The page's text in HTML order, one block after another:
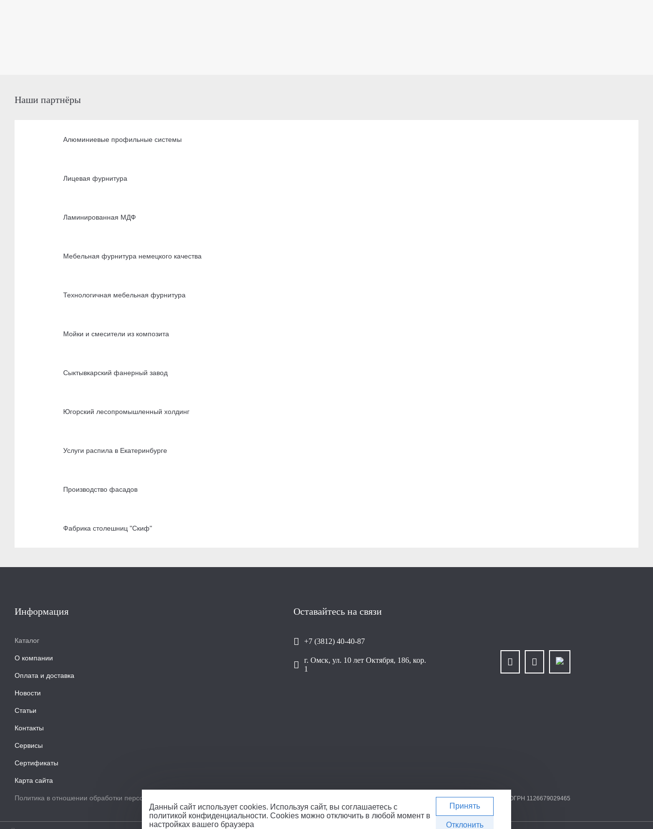
Наши партнёры
Алюминиевые профильные системы
Лицевая фурнитура
Ламинированная МДФ
Мебельная фурнитура немецкого качества
Технологичная мебельная фурнитура
Мойки и смесители из композита
Сыктывкарский фанерный завод
Югорский лесопромышленный холдинг
Услуги распила в Екатеринбурге
Производство фасадов
Фабрика столешниц "Скиф"
Информация
Каталог
О компании
Оплата и доставка
Новости
Статьи
Контакты
Сервисы
Сертификаты
Карта сайта
Политика в отношении обработки персональных данных
Оставайтесь на связи
+7 (3812) 40-40-87
г. Омск, ул. 10 лет Октября, 186, кор.
1
ООО «Уралплит» | ИНН/КПП 6679025768/667901001 | ОГРН 1126679029465
Данный сайт использует cookies. Используя сайт, вы соглашаетесь с
политикой конфиденциальности. Cookies можно отключить в любой момент в
настройках вашего браузера
Принять
Отклонить